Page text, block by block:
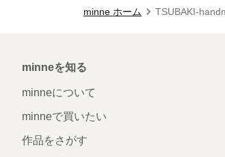
minne ホーム TSUBAKI-
minneを知る
minneについて
minneで買いたい
作品をさがす